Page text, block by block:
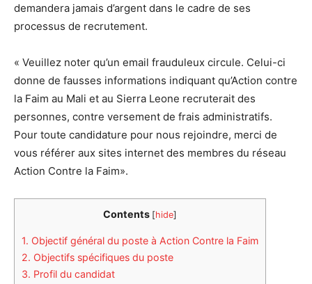
demandera jamais d’argent dans le cadre de ses
processus de recrutement.
« Veuillez noter qu’un email frauduleux circule. Celui-ci
donne de fausses informations indiquant qu’Action contre
la Faim au Mali et au Sierra Leone recruterait des
personnes, contre versement de frais administratifs.
Pour toute candidature pour nous rejoindre, merci de
vous référer aux sites internet des membres du réseau
Action Contre la Faim».
Contents [hide]
1. Objectif général du poste à Action Contre la Faim
2. Objectifs spécifiques du poste
3. Profil du candidat